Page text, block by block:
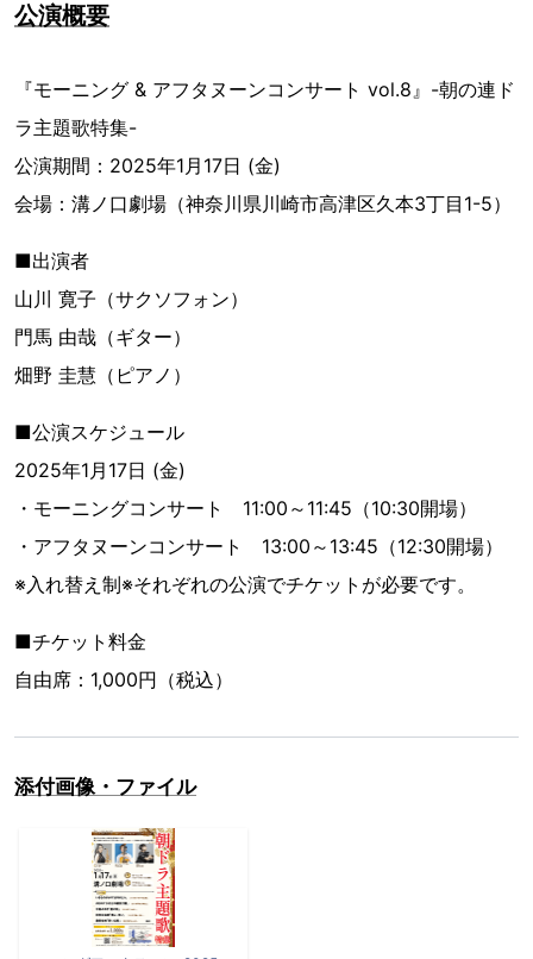
公演概要
『モーニング & アフタヌーンコンサート vol.8』-朝の連ド
ラ主題歌特集-
公演期間：2025年1月17日 (金)
会場：溝ノ口劇場（神奈川県川崎市高津区久本3丁目1-5）
■出演者
山川 寛子（サクソフォン）
門馬 由哉（ギター）
畑野 圭慧（ピアノ）
■公演スケジュール
2025年1月17日 (金)
・モーニングコンサート 11:00～11:45（10:30開場）
・アフタヌーンコンサート 13:00～13:45（12:30開場）
※入れ替え制※それぞれの公演でチケットが必要です。
■チケット料金
自由席：1,000円（税込）
添付画像・ファイル